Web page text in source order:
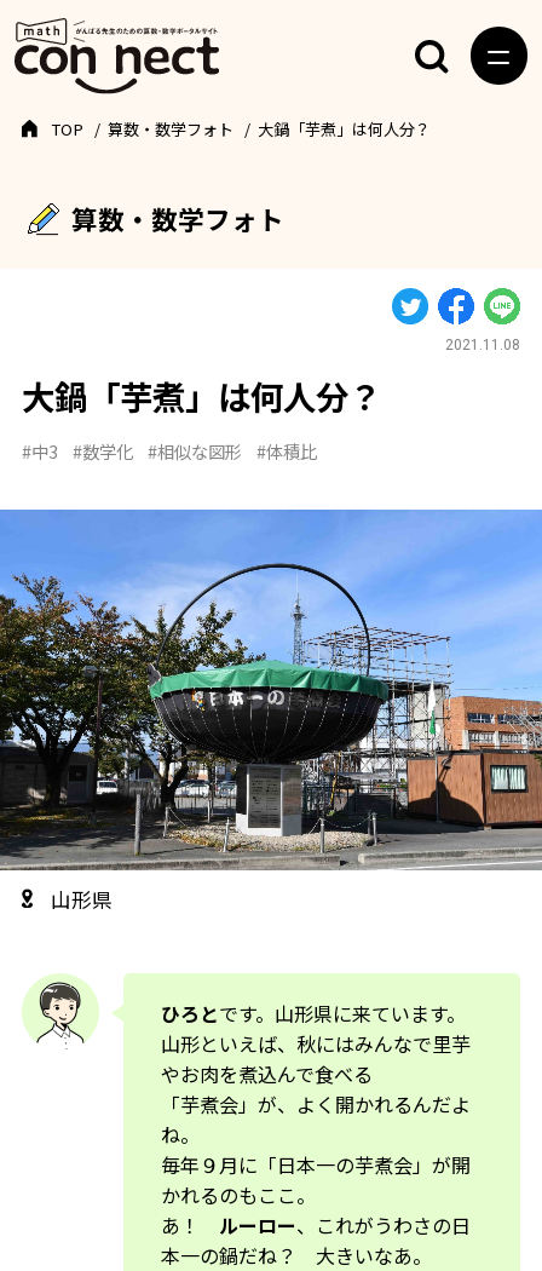
算数・数学フォト
TOP 算数・数学フォト 大鍋「芋煮」は何人分？
2021.11.08
大鍋「芋煮」は何人分？
#中3 #数学化 #相似な図形 #体積比
山形県
ひろとです。山形県に来ています。
山形といえば、秋にはみんなで里芋
やお肉を煮込んで食べる
「芋煮会」が、よく開かれるんだよ
ね。
毎年９月に「日本一の芋煮会」が開
かれるのもここ。
あ！ ルーロー、これがうわさの日
本一の鍋だね？ 大きいなあ。